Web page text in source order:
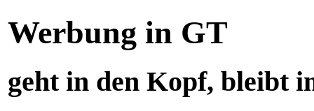
Werbung in GT
geht in den Kopf, bleibt